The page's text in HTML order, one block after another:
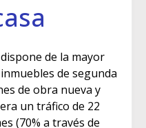
de la mayor
de segunda
de obra nueva y
un tráfico de 22
(70% a través de